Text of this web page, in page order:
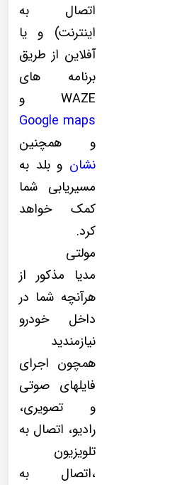
اتصال به
اینترنت) و یا
آفلاین از طریق
برنامه های
WAZE و
Google maps
و همچنین
نشان و بلد به
مسیریابی شما
کمک خواهد
کرد.
مولتی
مدیا مذکور از
هرآنچه شما در
داخل خودرو
نیازمندید
همچون اجرای
فایلهای صوتی
و تصویری،
رادیو، اتصال به
تلویزیون
،اتصال به